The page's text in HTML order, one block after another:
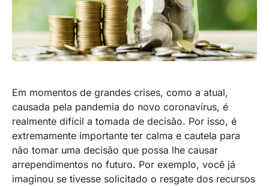
Em momentos de grandes crises, como a atual,
causada pela pandemia do novo coronavírus, é
realmente difícil a tomada de decisão. Por isso, é
extremamente importante ter calma e cautela para
não tomar uma decisão que possa lhe causar
arrependimentos no futuro. Por exemplo, você já
imaginou se tivesse solicitado o resgate dos recursos